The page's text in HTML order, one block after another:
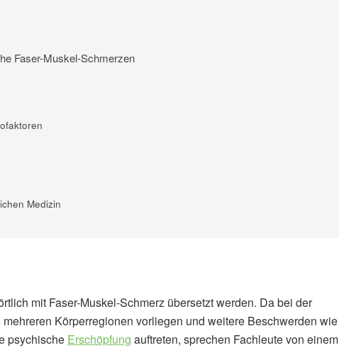
Faser-Muskel-Schmerzen
Medizin
mit Faser-Muskel-Schmerz übersetzt werden. Da bei der
Körperregionen vorliegen und weitere Beschwerden wie
psychische Erschöpfung auftreten, sprechen Fachleute von einem